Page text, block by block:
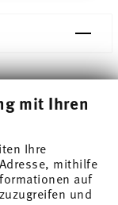
mit Ihren
Ihre
mithilfe
auf
und
- Round - Ø
one of the
use. Trend